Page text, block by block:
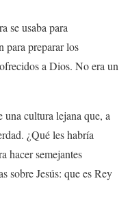
se usaba para
para preparar los
a Dios. No era un
una cultura lejana que, a
¿Qué les habría
hacer semejantes
sobre Jesús: que es Rey